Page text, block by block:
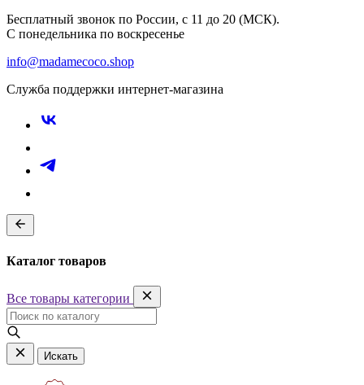
Бесплатный звонок по России, с 11 до 20 (МСК).
С понедельника по воскресенье
info@madamecoco.shop
Служба поддержки интернет-магазина
Каталог товаров
Все товары категории
Искать